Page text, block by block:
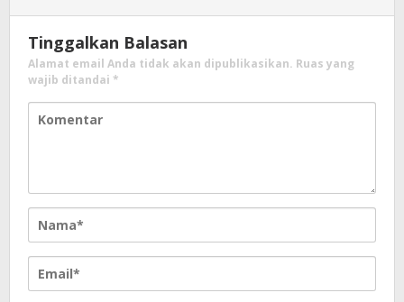
Tinggalkan Balasan
Alamat email Anda tidak akan dipublikasikan. Ruas yang
wajib ditandai *